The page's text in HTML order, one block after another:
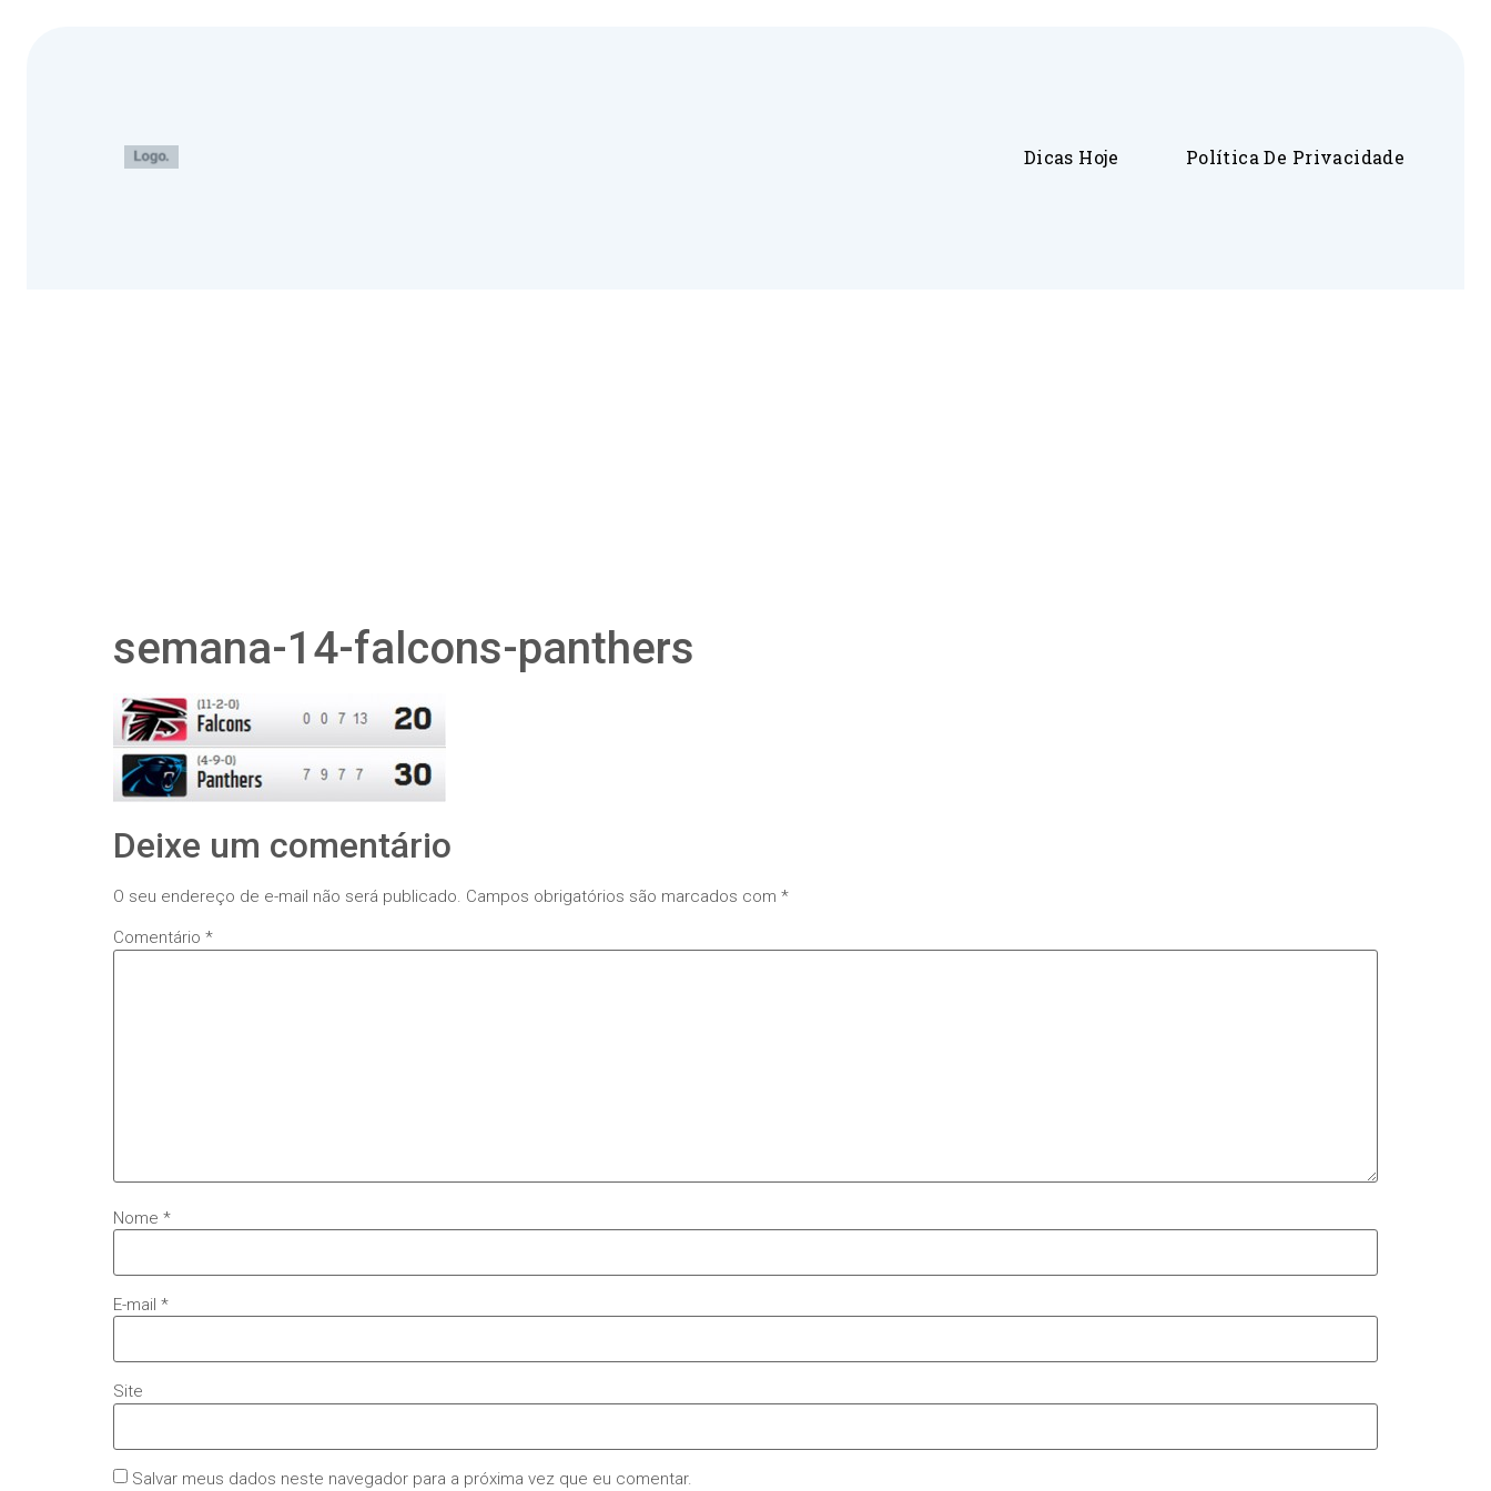
Dicas Hoje Política De Privacidade
semana-14-falcons-panthers
Deixe um comentário
O seu endereço de e-mail não será publicado. Campos obrigatórios são marcados com *
Comentário *
Nome *
E-mail *
Site
Salvar meus dados neste navegador para a próxima vez que eu comentar.